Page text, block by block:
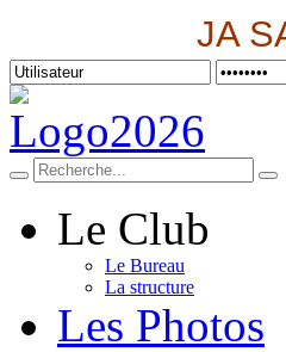
JA
Le Club
Le Bureau
La structure
Les Photos